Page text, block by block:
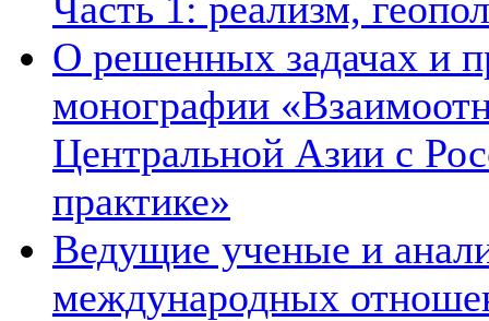
О решенных задачах и
монографии
Центральной Азии с
практике»
Ведущие ученые и
международных